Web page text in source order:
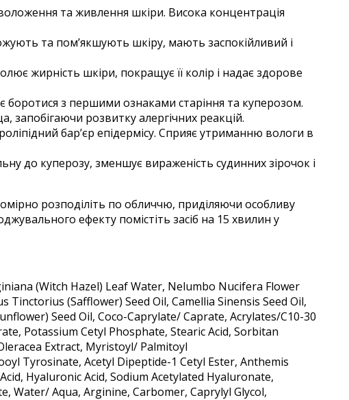
та живлення шкіри. Висока концентрація
та пом’якшують шкіру, мають заспокійливий і
жирність шкіри, покращує її колір і надає здорове
боротися з першими ознаками старіння та куперозом.
розвитку алергічних реакцій.
бар’єр епідермісу. Сприяє утриманню вологи в
до куперозу, зменшує вираженість судинних зірочок і
розподіліть по обличчю, приділяючи особливу
ефекту помістіть засіб на 15 хвилин у
(Witch Hazel) Leaf Water, Nelumbo Nucifera Flower
(Safflower) Seed Oil, Camellia Sinensis Seed Oil,
Seed Oil, Coco-Caprylate/ Caprate, Acrylates/C10-30
Potassium Cetyl Phosphate, Stearic Acid, Sorbitan
Extract, Myristoyl/ Palmitoyl
Tyrosinate, Acetyl Dipeptide-1 Cetyl Ester, Anthemis
Hyaluronic Acid, Sodium Acetylated Hyaluronate,
Water/ Aqua, Arginine, Carbomer, Caprylyl Glycol,